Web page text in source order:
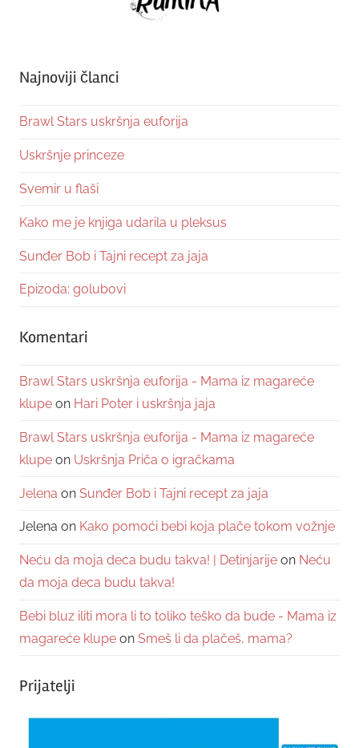
Najnoviji članci
Brawl Stars uskršnja euforija
Uskršnje princeze
Svemir u flaši
Kako me je knjiga udarila u pleksus
Sunđer Bob i Tajni recept za jaja
Epizoda: golubovi
Komentari
Brawl Stars uskršnja euforija - Mama iz magareće
klupe on Hari Poter i uskršnja jaja
Brawl Stars uskršnja euforija - Mama iz magareće
klupe on Uskršnja Priča o igračkama
Jelena on Sunđer Bob i Tajni recept za jaja
Jelena on Kako pomoći bebi koja plače tokom vožnje
Neću da moja deca budu takva! | Detinjarije on Neću
da moja deca budu takva!
Bebi bluz iliti mora li to toliko teško da bude - Mama iz
magareće klupe on Smeš li da plačeš, mama?
Prijatelji